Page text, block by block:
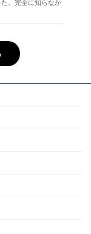
。完全に知らなか